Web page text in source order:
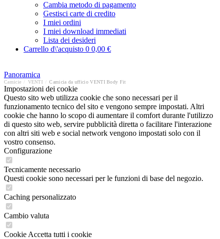
Cambia metodo di pagamento
Gestisci carte di credito
I miei ordini
I miei download immediati
Lista dei desideri
Carrello d\'acquisto 0 0,00 €
Panoramica
Camicie VENTI Camicia da ufficio VENTI Body Fit
Impostazioni dei cookie
Questo sito web utilizza cookie che sono necessari per il
funzionamento tecnico del sito e vengono sempre impostati. Altri
cookie che hanno lo scopo di aumentare il comfort durante l'utilizzo
di questo sito web, servire pubblicità diretta o facilitare l'interazione
con altri siti web e social network vengono impostati solo con il
vostro consenso.
Configurazione
Tecnicamente necessario
Questi cookie sono necessari per le funzioni di base del negozio.
Caching personalizzato
Cambio valuta
Cookie Accetta tutti i cookie